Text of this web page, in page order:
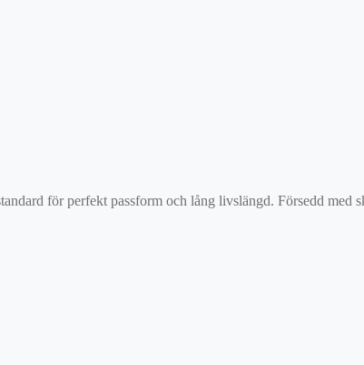
för perfekt passform och lång livslängd. Försedd med